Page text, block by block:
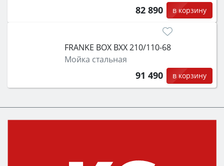
82 890 в корзину
FRANKE BOX BXX 210/110-68
Мойка стальная
91 490 в корзину